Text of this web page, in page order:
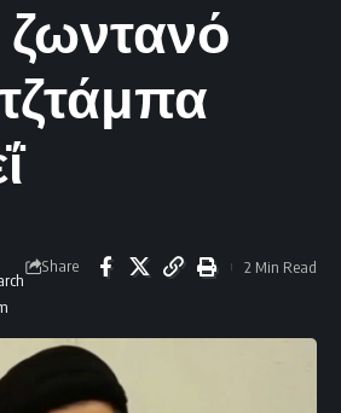
ζωντανό
Share 2 Min Read